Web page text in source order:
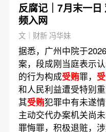
反腐记｜7月末一日
频入网
文｜财新 冯华妹
据悉，广州中院于
案，段成刚当庭表示
的行为构成受贿罪，
和人民利益遭受特别
其受贿犯罪中有未遂
主动交代办案机关尚
罪悔罪，积极退赃，